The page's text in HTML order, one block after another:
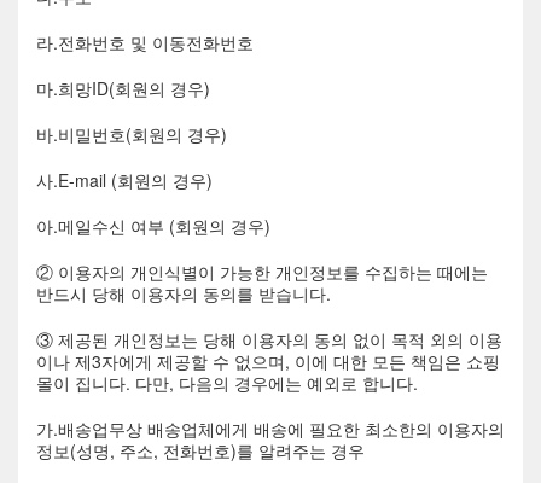
라.전화번호 및 이동전화번호
마.희망ID(회원의 경우)
바.비밀번호(회원의 경우)
사.E-mail (회원의 경우)
아.메일수신 여부 (회원의 경우)
② 이용자의 개인식별이 가능한 개인정보를 수집하는 때에는
반드시 당해 이용자의 동의를 받습니다.
③ 제공된 개인정보는 당해 이용자의 동의 없이 목적 외의 이용
이나 제3자에게 제공할 수 없으며, 이에 대한 모든 책임은 쇼핑
몰이 집니다. 다만, 다음의 경우에는 예외로 합니다.
가.배송업무상 배송업체에게 배송에 필요한 최소한의 이용자의
정보(성명, 주소, 전화번호)를 알려주는 경우